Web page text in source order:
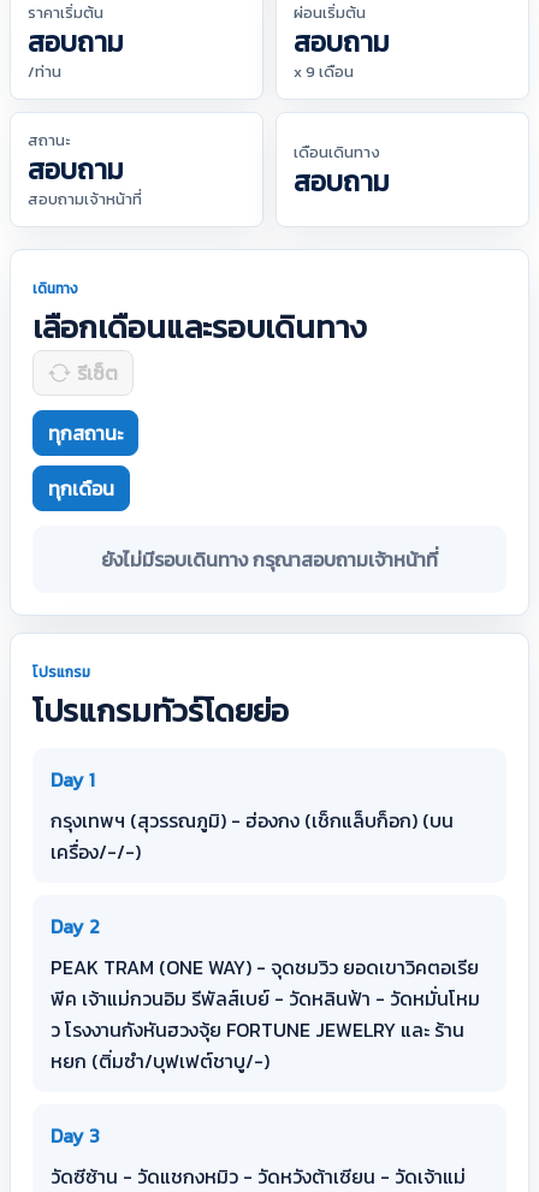
ราคาเริ่มต้น
สอบถาม
/ท่าน
ผ่อนเริ่มต้น
สอบถาม
x 9 เดือน
สถานะ
สอบถาม
สอบถามเจ้าหน้าที่
เดือนเดินทาง
สอบถาม
เดินทาง
เลือกเดือนและรอบเดินทาง
รีเซ็ต
ทุกสถานะ
ทุกเดือน
ยังไม่มีรอบเดินทาง กรุณาสอบถามเจ้าหน้าที่
โปรแกรม
โปรแกรมทัวร์โดยย่อ
Day 1
กรุงเทพฯ (สุวรรณภูมิ) - ฮ่องกง (เช็กแล็บก็อก) (บน
เครื่อง/-/-)
Day 2
PEAK TRAM (ONE WAY) - จุดชมวิว ยอดเขาวิคตอเรีย
พีค เจ้าแม่กวนอิม รีพัลส์เบย์ - วัดหลินฟ้า - วัดหมั่นโหม
ว โรงงานกังหันฮวงจุ้ย FORTUNE JEWELRY และ ร้าน
หยก (ติ่มซำ/บุฟเฟต์ชาบู/-)
Day 3
วัดซีซ้าน - วัดแชกงหมิว - วัดหวังต้าเซียน - วัดเจ้าแม่